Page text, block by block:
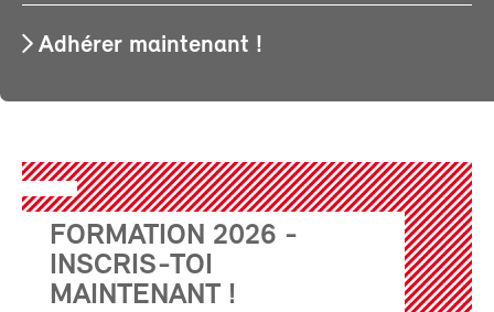
Adhérer maintenant !
FORMATION 2026 -
INSCRIS-TOI
MAINTENANT !